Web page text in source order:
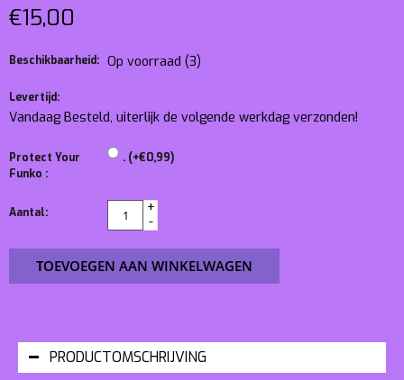
€15,00
Beschikbaarheid: Op voorraad (3)
Levertijd:
Vandaag Besteld, uiterlijk de volgende werkdag verzonden!
Protect Your
Funko :
. (+€0,99)
Aantal:
+
-
TOEVOEGEN AAN WINKELWAGEN
PRODUCTOMSCHRIJVING